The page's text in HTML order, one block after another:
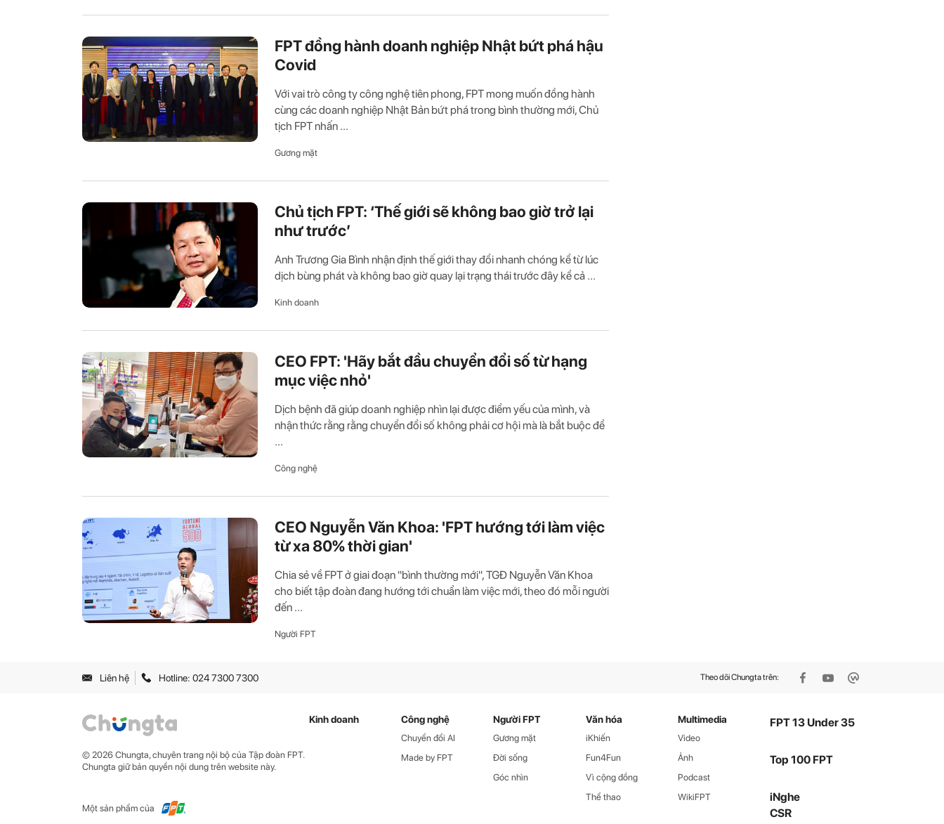
FPT đồng hành doanh nghiệp Nhật bứt phá hậu
Covid
Với vai trò công ty công nghệ tiên phong, FPT mong muốn đồng hành
cùng các doanh nghiệp Nhật Bản bứt phá trong bình thường mới, Chủ
tịch FPT nhấn ...
Gương mặt
Chủ tịch FPT: ‘Thế giới sẽ không bao giờ trở lại
như trước’
Anh Trương Gia Bình nhận định thế giới thay đổi nhanh chóng kể từ lúc
dịch bùng phát và không bao giờ quay lại trạng thái trước đây kể cả ...
Kinh doanh
CEO FPT: 'Hãy bắt đầu chuyển đổi số từ hạng
mục việc nhỏ'
Dịch bệnh đã giúp doanh nghiệp nhìn lại được điểm yếu của mình, và
nhận thức rằng rằng chuyển đổi số không phải cơ hội mà là bắt buộc để
...
Công nghệ
CEO Nguyễn Văn Khoa: 'FPT hướng tới làm việc
từ xa 80% thời gian'
Chia sẻ về FPT ở giai đoạn "bình thường mới", TGĐ Nguyễn Văn Khoa
cho biết tập đoàn đang hướng tới chuẩn làm việc mới, theo đó mỗi người
đến ...
Người FPT
Liên hệ Hotline: 024 7300 7300 Theo dõi Chungta trên:
© 2026 Chungta, chuyên trang nội bộ của Tập đoàn FPT.
Chungta giữ bản quyền nội dung trên website này.
Một sản phẩm của
Kinh doanh Công nghệ
Chuyển đổi AI
Made by FPT
Người FPT
Gương mặt
Đời sống
Góc nhìn
Văn hóa
iKhiến
Fun4Fun
Vì cộng đồng
Thể thao
Multimedia
Video
Ảnh
Podcast
WikiFPT
FPT 13 Under 35
Top 100 FPT
iNghe
CSR